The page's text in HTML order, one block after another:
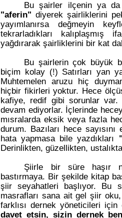
Bu şairler ilçenin ya da
"aferin" diyerek şairliklerini
yayımlanırsa değmeyin
tekrarladıkları kalıplaşmış
yağdırarak şairliklerini bir kat
Bu şairlerin çok büyük
biçim kolay (!) Satırları yan
Muhtemelen aruzu hiç
hiçbir fikirleri yoktur. Hece
kafiye, redif gibi sorunlar var.
devam ediyorlar. İçlerinde
mısralarda eksik veya fazla
durum. Bazıları hece
hata yapmasa bile yazdıkları
Derinlikten, güzellikten,
Şiirle bir süre haşır
bastırmaya. Bir şekilde kitap
şiir seyahatleri başlıyor. Bu
masrafları sana ait gel şiir
farklısı dernek yöneticileri
davet etsin, sizin dernek